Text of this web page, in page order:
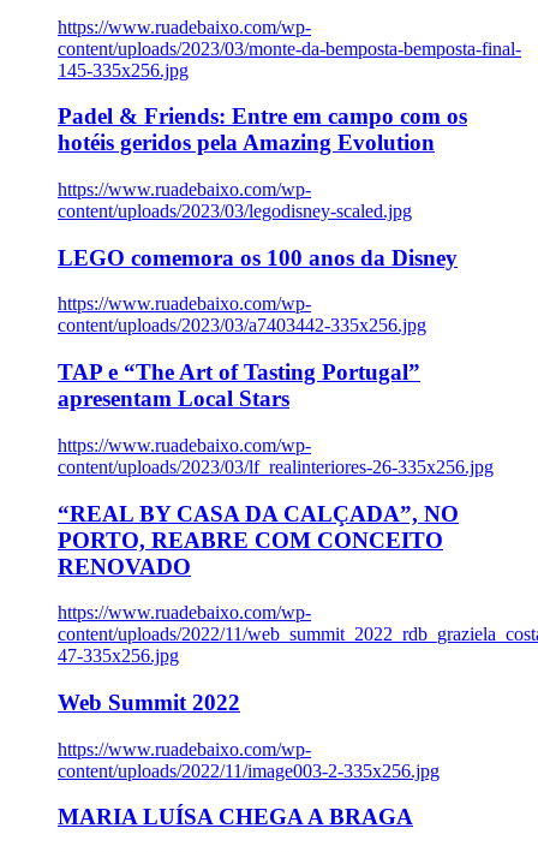
https://www.ruadebaixo.com/wp-
content/uploads/2023/03/monte-da-bemposta-bemposta-final-
145-335x256.jpg
Padel & Friends: Entre em campo com os
hotéis geridos pela Amazing Evolution
https://www.ruadebaixo.com/wp-
content/uploads/2023/03/legodisney-scaled.jpg
LEGO comemora os 100 anos da Disney
https://www.ruadebaixo.com/wp-
content/uploads/2023/03/a7403442-335x256.jpg
TAP e “The Art of Tasting Portugal”
apresentam Local Stars
https://www.ruadebaixo.com/wp-
content/uploads/2023/03/lf_realinteriores-26-335x256.jpg
“REAL BY CASA DA CALÇADA”, NO
PORTO, REABRE COM CONCEITO
RENOVADO
https://www.ruadebaixo.com/wp-
content/uploads/2022/11/
47-335x256.jpg
Web Summit 2022
https://www.ruadebaixo.com/wp-
content/uploads/2022/11/image003-2-335x256.jpg
MARIA LUÍSA CHEGA A BRAGA